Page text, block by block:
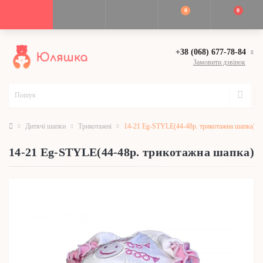
0 0
+38 (068) 677-78-84
Замовити дзвінок
Дитячі шапки Трикотажні 14-21 Eg-STYLE(44-48р. трикотажна шапка)
14-21 Eg-STYLE(44-48р. трикотажна шапка)